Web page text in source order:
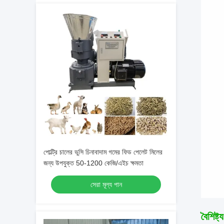
পোল্ট্রি চালের ভুসি চিনাবাদাম গমের ফিড পেলেট মিলের
জন্য উপযুক্ত 50-1200 কেজি/এইচ ক্ষমতা
সেরা মূল্য পান